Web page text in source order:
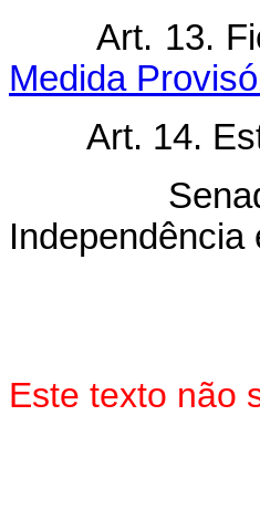
Art. 13.
Medida
Art. 14.
Senado
Independência
Este texto não